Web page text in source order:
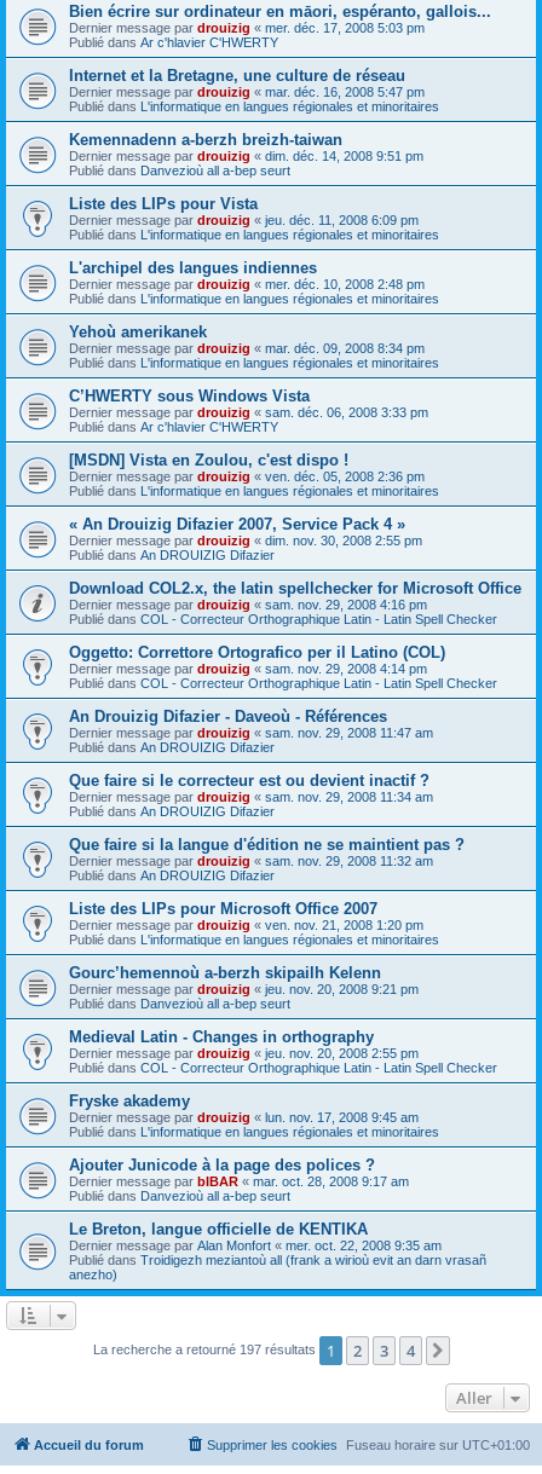
Bien écrire sur ordinateur en māori, espéranto, gallois...
Dernier message par drouizig « mer. déc. 17, 2008 5:03 pm
Publié dans Ar c'hlavier C'HWERTY
Internet et la Bretagne, une culture de réseau
Dernier message par drouizig « mar. déc. 16, 2008 5:47 pm
Publié dans L'informatique en langues régionales et minoritaires
Kemennadenn a-berzh breizh-taiwan
Dernier message par drouizig « dim. déc. 14, 2008 9:51 pm
Publié dans Danvezioù all a-bep seurt
Liste des LIPs pour Vista
Dernier message par drouizig « jeu. déc. 11, 2008 6:09 pm
Publié dans L'informatique en langues régionales et minoritaires
L'archipel des langues indiennes
Dernier message par drouizig « mer. déc. 10, 2008 2:48 pm
Publié dans L'informatique en langues régionales et minoritaires
Yehoù amerikanek
Dernier message par drouizig « mar. déc. 09, 2008 8:34 pm
Publié dans L'informatique en langues régionales et minoritaires
C’HWERTY sous Windows Vista
Dernier message par drouizig « sam. déc. 06, 2008 3:33 pm
Publié dans Ar c'hlavier C'HWERTY
[MSDN] Vista en Zoulou, c'est dispo !
Dernier message par drouizig « ven. déc. 05, 2008 2:36 pm
Publié dans L'informatique en langues régionales et minoritaires
« An Drouizig Difazier 2007, Service Pack 4 »
Dernier message par drouizig « dim. nov. 30, 2008 2:55 pm
Publié dans An DROUIZIG Difazier
Download COL2.x, the latin spellchecker for Microsoft Office
Dernier message par drouizig « sam. nov. 29, 2008 4:16 pm
Publié dans COL - Correcteur Orthographique Latin - Latin Spell Checker
Oggetto: Correttore Ortografico per il Latino (COL)
Dernier message par drouizig « sam. nov. 29, 2008 4:14 pm
Publié dans COL - Correcteur Orthographique Latin - Latin Spell Checker
An Drouizig Difazier - Daveoù - Références
Dernier message par drouizig « sam. nov. 29, 2008 11:47 am
Publié dans An DROUIZIG Difazier
Que faire si le correcteur est ou devient inactif ?
Dernier message par drouizig « sam. nov. 29, 2008 11:34 am
Publié dans An DROUIZIG Difazier
Que faire si la langue d'édition ne se maintient pas ?
Dernier message par drouizig « sam. nov. 29, 2008 11:32 am
Publié dans An DROUIZIG Difazier
Liste des LIPs pour Microsoft Office 2007
Dernier message par drouizig « ven. nov. 21, 2008 1:20 pm
Publié dans L'informatique en langues régionales et minoritaires
Gourc’hemennoù a-berzh skipailh Kelenn
Dernier message par drouizig « jeu. nov. 20, 2008 9:21 pm
Publié dans Danvezioù all a-bep seurt
Medieval Latin - Changes in orthography
Dernier message par drouizig « jeu. nov. 20, 2008 2:55 pm
Publié dans COL - Correcteur Orthographique Latin - Latin Spell Checker
Fryske akademy
Dernier message par drouizig « lun. nov. 17, 2008 9:45 am
Publié dans L'informatique en langues régionales et minoritaires
Ajouter Junicode à la page des polices ?
Dernier message par bIBAR « mar. oct. 28, 2008 9:17 am
Publié dans Danvezioù all a-bep seurt
Le Breton, langue officielle de KENTIKA
Dernier message par Alan Monfort « mer. oct. 22, 2008 9:35 am
Publié dans Troidigezh meziantoù all (frank a wirioù evit an darn vrasañ
anezho)
La recherche a retourné 197 résultats 1 2 3 4
Aller
Accueil du forum Fuseau horaire sur UTC+01:00
Supprimer les cookies